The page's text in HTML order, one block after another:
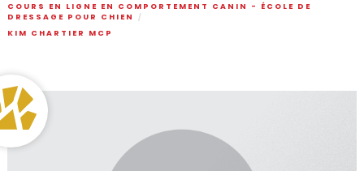
COURS EN LIGNE EN COMPORTEMENT CANIN - ÉCOLE DE
DRESSAGE POUR CHIEN
KIM CHARTIER MCP